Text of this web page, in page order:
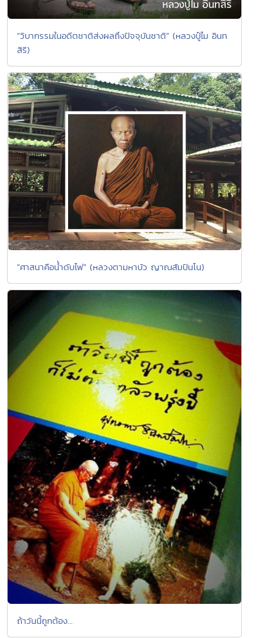
"วิบากรรมในอดีตชาติส่งผลถึงปัจจุบันชาติ" (หลวงปู๋ไม อินท
สิริ)
"ศาสนาคือน้ำดับไฟ" (หลวงตามหาบัว ญาณสัมปันโน)
ถ้าวันนี้ถูกต้อง...